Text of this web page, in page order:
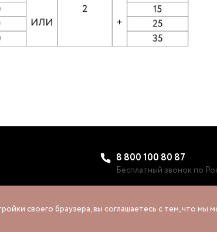
8 800 100 80 87
Бесплатный звонок по
своего браузера, вы соглашаетесь с тем, что мы